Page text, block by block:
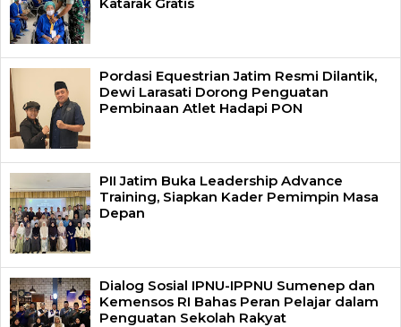
Pordasi Equestrian Jatim Resmi Dilantik,
Dewi Larasati Dorong Penguatan
Pembinaan Atlet Hadapi PON
PII Jatim Buka Leadership Advance
Training, Siapkan Kader Pemimpin Masa
Depan
Dialog Sosial IPNU-IPPNU Sumenep dan
Kemensos RI Bahas Peran Pelajar dalam
Penguatan Sekolah Rakyat